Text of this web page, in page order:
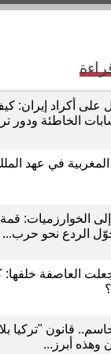
على أكراد إيران:
الخاطئة ودور
المغربية في عهد
الخوارزميات: قمة
الردع نحو حرب...
جعلت العاصفة
قانون "تركيا
وهذه أبرز...